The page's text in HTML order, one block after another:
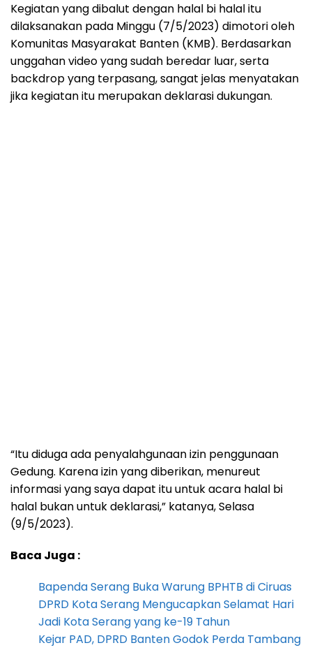
Kegiatan yang dibalut dengan halal bi halal itu
dilaksanakan pada Minggu (7/5/2023) dimotori oleh
Komunitas Masyarakat Banten (KMB). Berdasarkan
unggahan video yang sudah beredar luar, serta
backdrop yang terpasang, sangat jelas menyatakan
jika kegiatan itu merupakan deklarasi dukungan.
“Itu diduga ada penyalahgunaan izin penggunaan
Gedung. Karena izin yang diberikan, menureut
informasi yang saya dapat itu untuk acara halal bi
halal bukan untuk deklarasi,” katanya, Selasa
(9/5/2023).
Baca Juga :
Bapenda Serang Buka Warung BPHTB di Ciruas
DPRD Kota Serang Mengucapkan Selamat Hari
Jadi Kota Serang yang ke-19 Tahun
Kejar PAD, DPRD Banten Godok Perda Tambang